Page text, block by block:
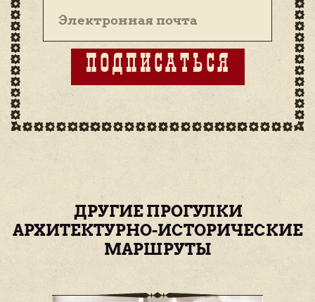
ПОДПИСАТЬСЯ
ДРУГИЕ ПРОГУЛКИ
АРХИТЕКТУРНО-ИСТОРИЧЕСКИЕ
МАРШРУТЫ